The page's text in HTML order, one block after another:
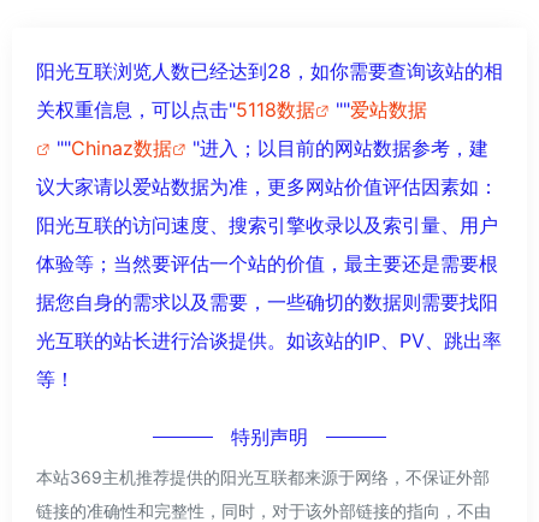
阳光互联浏览人数已经达到28，如你需要查询该站的相
关权重信息，可以点击"5118数据 ""爱站数据
""Chinaz数据
"进入；以目前的网站数据参考，建
议大家请以爱站数据为准，更多网站价值评估因素如：
阳光互联的访问速度、搜索引擎收录以及索引量、用户
体验等；当然要评估一个站的价值，最主要还是需要根
据您自身的需求以及需要，一些确切的数据则需要找阳
光互联的站长进行洽谈提供。如该站的IP、PV、跳出率
等！
特别声明
本站369主机推荐提供的阳光互联都来源于网络，不保证外部
链接的准确性和完整性，同时，对于该外部链接的指向，不由